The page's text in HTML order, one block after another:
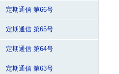
定期通信 第66号
定期通信 第65号
定期通信 第64号
定期通信 第63号